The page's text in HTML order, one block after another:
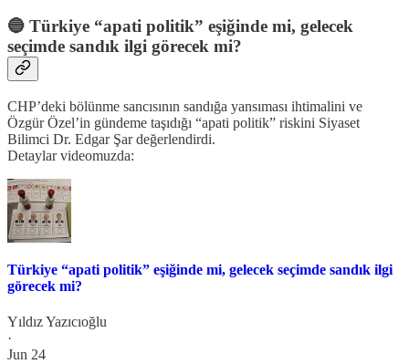
🔵 Türkiye “apati politik” eşiğinde mi, gelecek
seçimde sandık ilgi görecek mi?
CHP’deki bölünme sancısının sandığa yansıması ihtimalini ve
Özgür Özel’in gündeme taşıdığı “apati politik” riskini Siyaset
Bilimci Dr. Edgar Şar değerlendirdi.
Detaylar videomuzda:
Türkiye “apati politik” eşiğinde mi, gelecek seçimde sandık ilgi
görecek mi?
Yıldız Yazıcıoğlu
·
Jun 24